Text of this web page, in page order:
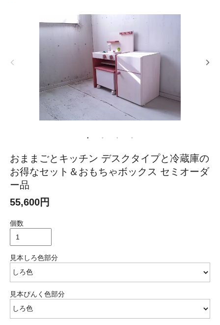
おままごとキッチン デスクタイプと冷蔵庫の
お得なセット＆おもちゃボックス セミオーダ
ー品
55,600円
個数
見本しろ色部分
見本ぴんく色部分